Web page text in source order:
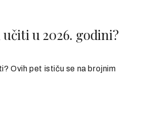
u 2026. godini?
Ovih pet ističu se na brojnim